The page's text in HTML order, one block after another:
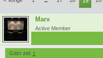
Marx
Active Member
Gdzr zei: ↑